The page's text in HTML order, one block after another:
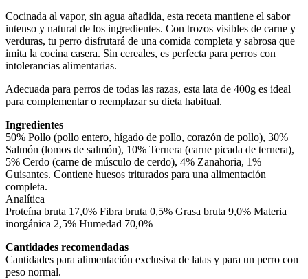
Cocinada al vapor, sin agua añadida, esta receta mantiene el sabor
intenso y natural de los ingredientes. Con trozos visibles de carne y
verduras, tu perro disfrutará de una comida completa y sabrosa que
imita la cocina casera. Sin cereales, es perfecta para perros con
intolerancias alimentarias.
Adecuada para perros de todas las razas, esta lata de 400g es ideal
para complementar o reemplazar su dieta habitual.
Ingredientes
50% Pollo (pollo entero, hígado de pollo, corazón de pollo), 30%
Salmón (lomos de salmón), 10% Ternera (carne picada de ternera),
5% Cerdo (carne de músculo de cerdo), 4% Zanahoria, 1%
Guisantes. Contiene huesos triturados para una alimentación
completa.
Analítica
Proteína bruta 17,0% Fibra bruta 0,5% Grasa bruta 9,0% Materia
inorgánica 2,5% Humedad 70,0%
Cantidades recomendadas
Cantidades para alimentación exclusiva de latas y para un perro con
peso normal.